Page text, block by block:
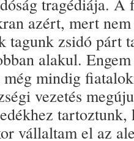
azért, mert
tagunk zsidó párt
alakul.
még mindig
vezetés
vállaltam el az